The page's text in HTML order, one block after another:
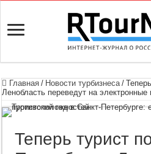
Главная / Новости турбизнеса /
Ленобласть переведут на электронные
Теперь турист